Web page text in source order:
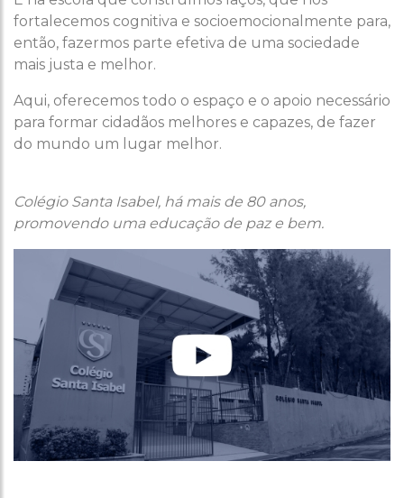
fortalecemos cognitiva e socioemocionalmente para,
então, fazermos parte efetiva de uma sociedade
mais justa e melhor.
Aqui, oferecemos todo o espaço e o apoio necessário
para formar cidadãos melhores e capazes, de fazer
do mundo um lugar melhor.
Colégio Santa Isabel, há mais de 80 anos,
promovendo uma educação de paz e bem.